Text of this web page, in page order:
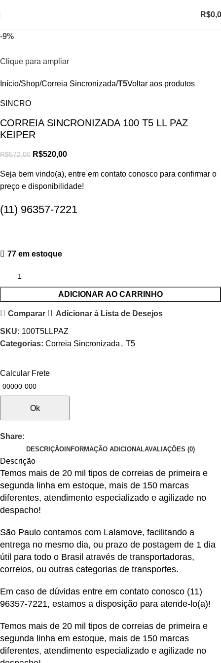
R$
-9%
Clique para ampliar
Início Shop Correia Sincronizada T5Voltar aos produtos
SINCRO
CORREIA SINCRONIZADA 100 T5 LL PAZ
KEIPER
R$572,00 R$520,00
Seja bem vindo(a), entre em contato conosco para confirmar o
preço e disponibilidade!
(11) 96357-7221
77 em estoque
ADICIONAR AO CARRINHO
Comparar Adicionar à Lista de Desejos
SKU: 100T5LLPAZ
Categorias: Correia Sincronizada , T5
Calcular Frete
Ok
Share:
DESCRIÇÃO INFORMAÇÃO ADICIONALAVALIAÇÕES (0)
Descrição
Temos mais de 20 mil tipos de correias de primeira e
segunda linha em estoque, mais de 150 marcas
diferentes, atendimento especializado e agilizade no
despacho!
São Paulo contamos com Lalamove, facilitando a
entrega no mesmo dia, ou prazo de postagem de 1 dia
útil para todo o Brasil através de transportadoras,
correios, ou outras categorias de transportes.
Em caso de dúvidas entre em contato conosco (11)
96357-7221, estamos a disposição para atende-lo(a)!
Temos mais de 20 mil tipos de correias de primeira e
segunda linha em estoque, mais de 150 marcas
diferentes, atendimento especializado e agilizade no